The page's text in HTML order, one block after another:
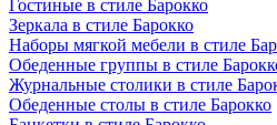
Гостиные в стиле Барокко
Зеркала в стиле Барокко
Наборы мягкой мебели в стиле
Обеденные группы в стиле
Журнальные столики в стиле
Обеденные столы в стиле Барокко